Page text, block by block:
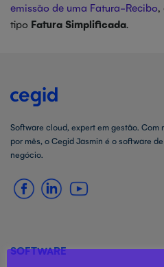
emissão de uma Fatura-Recibo,
tipo Fatura Simplificada.
Software cloud, expert em gestão. Com
por mês, o Cegid Jasmin é o software
negócio.
SOFTWARE